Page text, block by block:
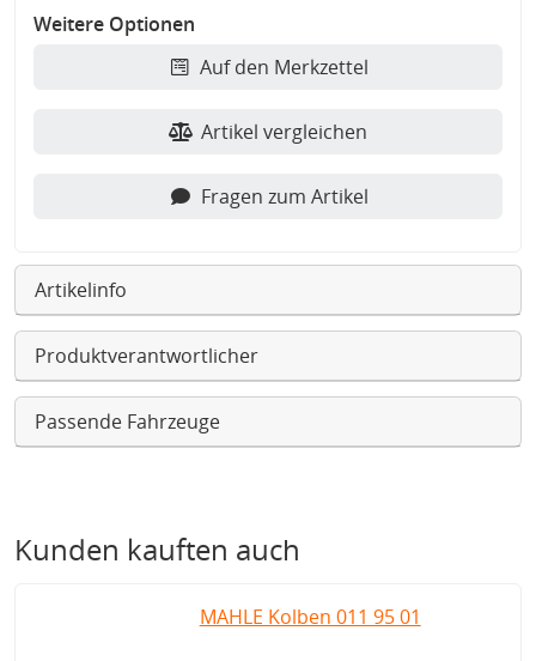
Weitere Optionen
Auf den Merkzettel
Artikel vergleichen
Fragen zum Artikel
Artikelinfo
Produktverantwortlicher
Passende Fahrzeuge
Kunden kauften auch
MAHLE Kolben 011 95 01